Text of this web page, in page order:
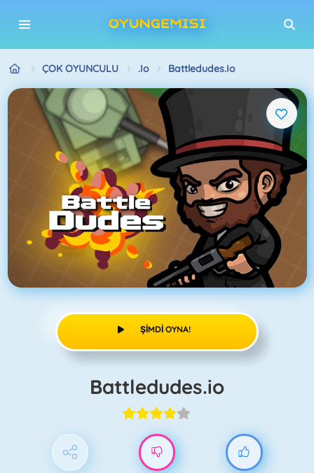
ÇOK OYUNCULU .io Battledudes.io
ŞIMDI OYNA!
Battledudes.io